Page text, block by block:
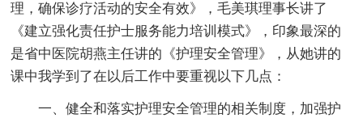
理，确保诊疗活动的安全有效》，毛美琪理事长讲了
《建立强化责任护士服务能力培训模式》，印象最深的
是省中医院胡燕主任讲的《护理安全管理》，从她讲的
课中我学到了在以后工作中要重视以下几点：
一、健全和落实护理安全管理的相关制度，加强护